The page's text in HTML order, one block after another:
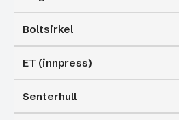
Boltsirkel
ET (innpress)
Senterhull